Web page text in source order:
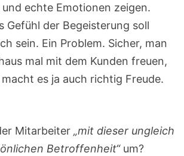
echte Emotionen zeigen.
Gefühl der Begeisterung soll
sein. Ein Problem. Sicher, man
mal mit dem Kunden freuen,
es ja auch richtig Freude.
Mitarbeiter„mit dieser ungleich
Betroffenheit“um?